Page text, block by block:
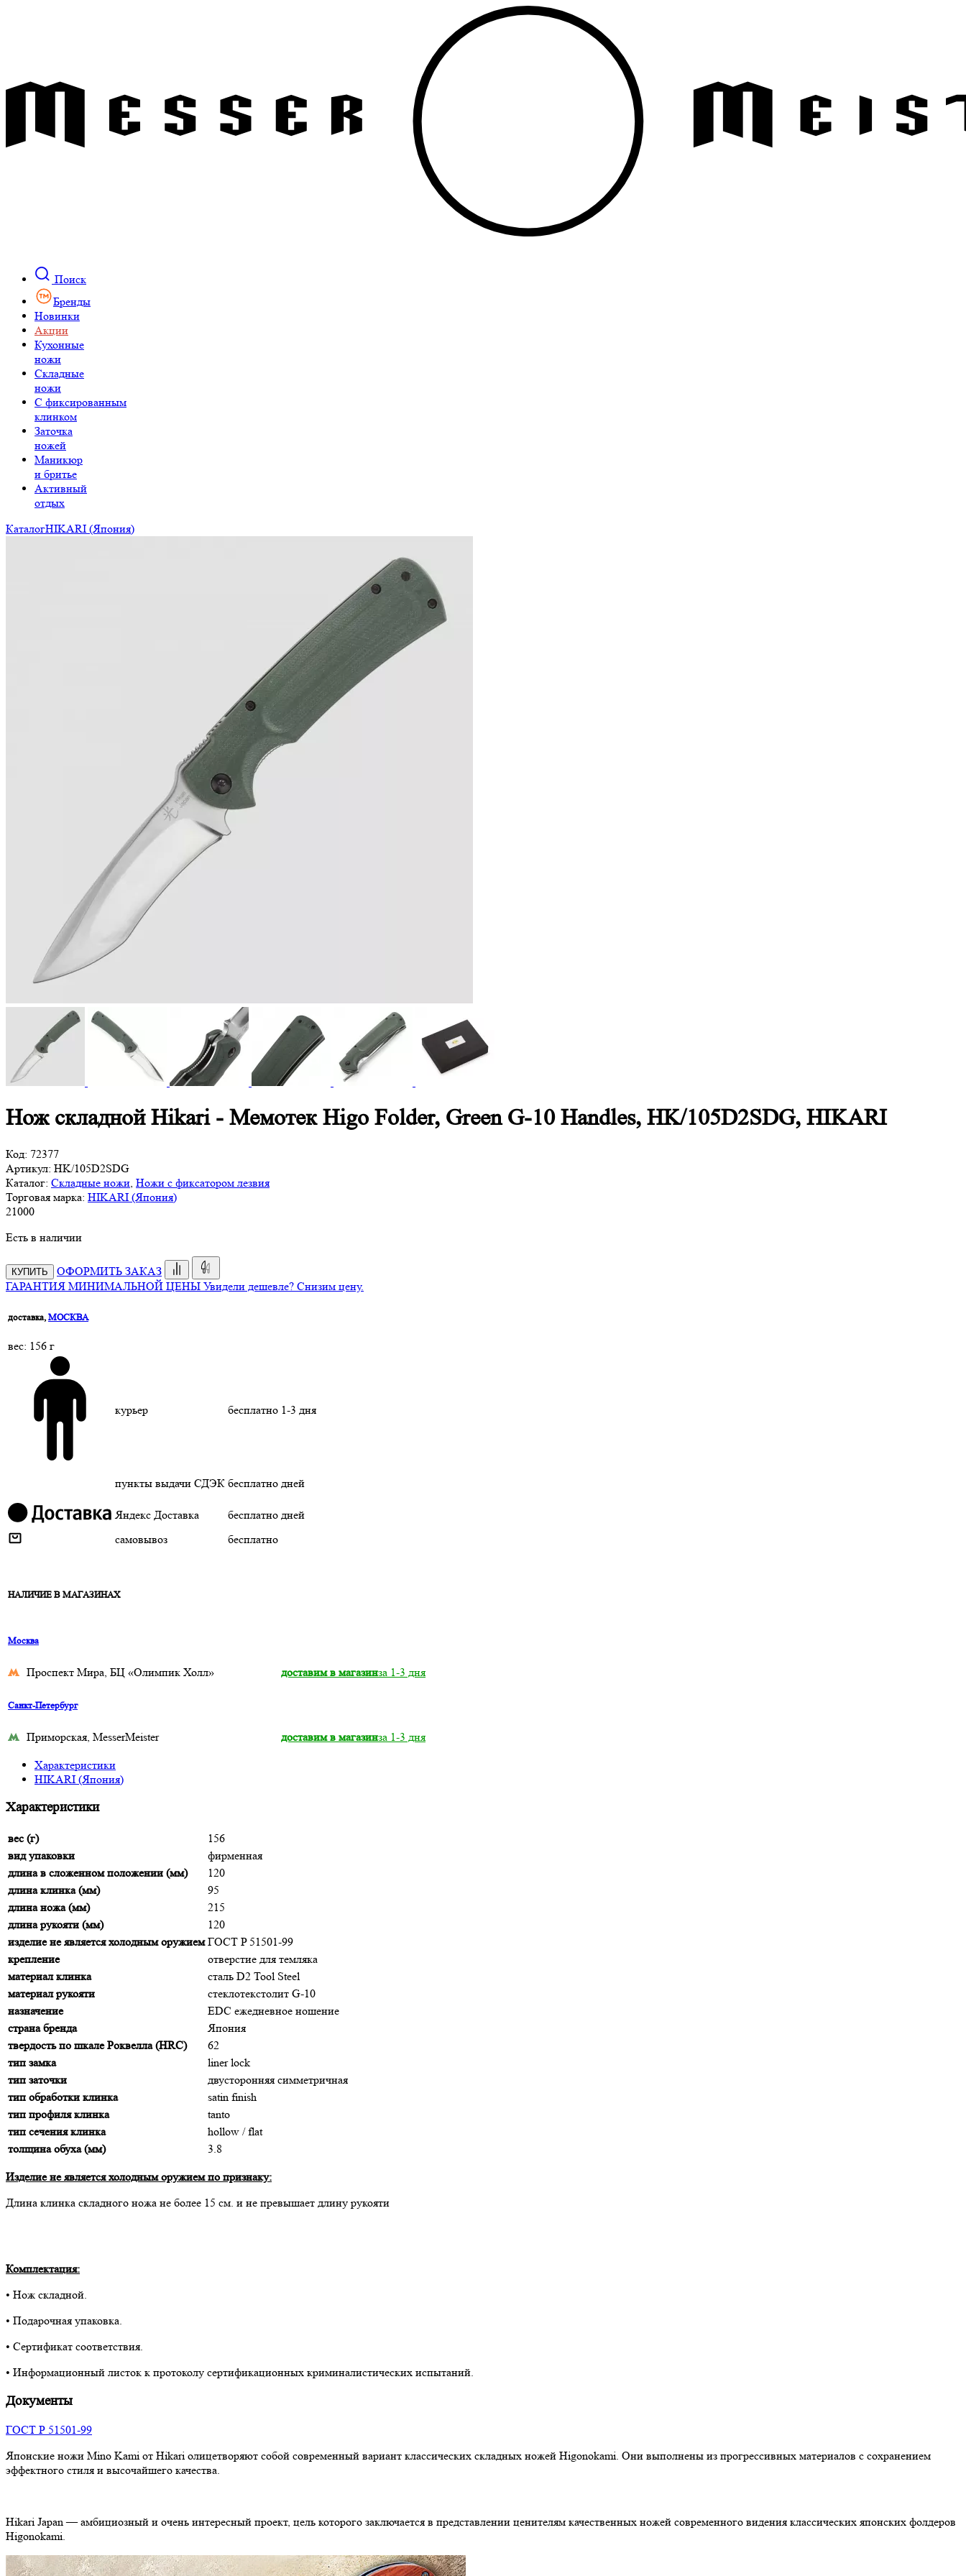
Поиск
Бренды
Новинки
Акции
Кухонные
ножи
Складные
ножи
C фиксированным
клинком
Заточка
ножей
Маникюр
и бритье
Активный
отдых
КаталогHIKARI (Япония)
Нож складной Hikari - Мемотек Higo Folder, Green G-10 Handles, HK/105D2SDG, HIKARI
Код: 72377
Артикул: HK/105D2SDG
Каталог: Складные ножи Ножи с фиксатором лезвия
Торговая марка: HIKARI (Япония)
21000
Есть в наличии
КУПИТЬ
ОФОРМИТЬ ЗАКАЗ
ГАРАНТИЯ МИНИМАЛЬНОЙ ЦЕНЫ Увидели дешевле? Снизим цену.
доставка, МОСКВА
веc: 156 г
курьер бесплатно 1-3 дня
пункты выдачи СДЭК бесплатно дней
Яндекс Доставка бесплатно дней
самовывоз
бесплатно
НАЛИЧИЕ В МАГАЗИНАХ
Москва
Проспект Мира, БЦ «Олимпик Холл» доставим в магазинза 1-3 дня
Санкт-Петербург
Приморская, MesserMeister доставим в магазинза 1-3 дня
Характеристики
HIKARI (Япония)
Характеристики
вес (г)
156
вид упаковки
фирменная
длина в сложенном положении (мм)
120
длина клинка (мм)
95
длина ножа (мм)
215
длина рукояти (мм)
120
изделие не является холодным оружием ГОСТ P 51501-99
крепление
отверстие для темляка
материал клинка
сталь D2 Tool Steel
материал рукояти
стеклотекстолит G-10
назначение
EDC ежедневное ношение
страна бренда
Япония
твердость по шкале Роквелла (HRC)
62
тип замка
liner lock
тип заточки
двусторонняя симметричная
тип обработки клинка
satin finish
тип профиля клинка
tanto
тип сечения клинка
hollow / flat
толщина обуха (мм)
3.8
Изделие не является холодным оружием по признаку:
Длина клинка складного ножа не более 15 cм. и не превышает длину рукояти
Комплектация:
• Нож складной.
• Подарочная упаковка.
• Сертификат соответствия.
• Информационный листок к протоколу сертификационных криминалистических испытаний.
Документы
ГОСТ Р 51501-99
Японские ножи Mino Kami от Hikari олицетворяют собой современный вариант классических складных ножей Higonokami. Они выполнены из прогрессивных материалов с сохранением
эффектного стиля и высочайшего качества.
Hikari Japan — амбициозный и очень интересный проект, цель которого заключается в представлении ценителям качественных ножей современного видения классических японских фолдеров
Higonokami.